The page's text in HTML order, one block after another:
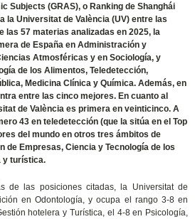
Subjects (GRAS), o Ranking de Shanghái
la Universitat de València (UV) entre las
las 57 materias analizadas en 2025, la
de España en Administración y
Atmosféricas y en Sociología, y
de los Alimentos, Teledetección,
Medicina Clínica y Química. Además, en
entre las cinco mejores. En cuanto al
de València es primera en veinticinco. A
43 en teledetección (que la sitúa en el Top
del mundo en otros tres ámbitos de
Empresas, Ciencia y Tecnología de los
y turística.
de las posiciones citadas, la Universitat de
en Odontología, y ocupa el rango 3-8 en
hotelera y Turística, el 4-8 en Psicología,